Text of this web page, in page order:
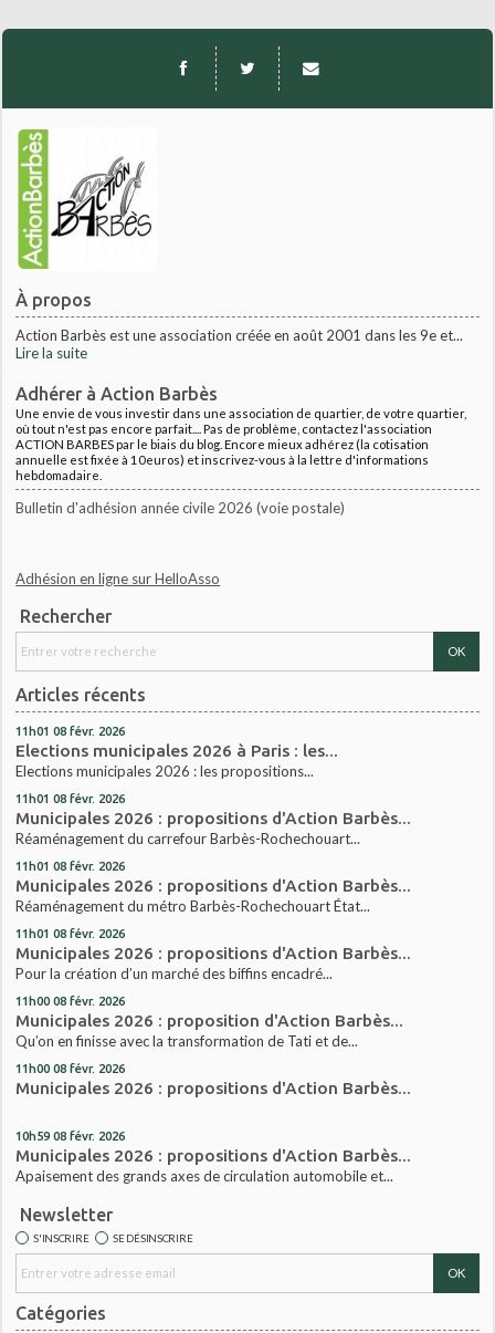
À propos
Action Barbès est une association créée en août 2001 dans les 9e et...
Lire la suite
Adhérer à Action Barbès
Une envie de vous investir dans une association de quartier, de votre quartier,
où tout n'est pas encore parfait.... Pas de problème, contactez l'association
ACTION BARBES par le biais du blog. Encore mieux adhérez (la cotisation
annuelle est fixée à 10euros) et inscrivez-vous à la lettre d'informations
hebdomadaire.
Bulletin d'adhésion année civile 2026 (voie postale)
Adhésion en ligne sur HelloAsso
Rechercher
Articles récents
11h01 08 févr. 2026
Elections municipales 2026 à Paris : les...
Elections municipales 2026 : les propositions...
11h01 08 févr. 2026
Municipales 2026 : propositions d'Action Barbès...
Réaménagement du carrefour Barbès-Rochechouart...
11h01 08 févr. 2026
Municipales 2026 : propositions d'Action Barbès...
Réaménagement du métro Barbès-Rochechouart État...
11h01 08 févr. 2026
Municipales 2026 : propositions d'Action Barbès...
Pour la création d’un marché des biffins encadré...
11h00 08 févr. 2026
Municipales 2026 : proposition d'Action Barbès...
Qu’on en finisse avec la transformation de Tati et de...
11h00 08 févr. 2026
Municipales 2026 : propositions d'Action Barbès...
10h59 08 févr. 2026
Municipales 2026 : propositions d'Action Barbès...
Apaisement des grands axes de circulation automobile et...
Newsletter
S'INSCRIRE SE DÉSINSCRIRE
Catégories